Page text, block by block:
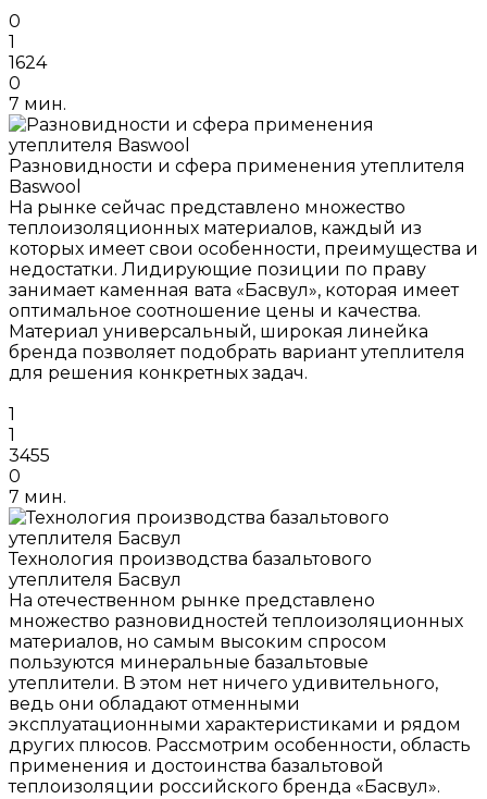
0
1
1624
0
7 мин.
Разновидности и сфера применения утеплителя
Baswool
На рынке сейчас представлено множество
теплоизоляционных материалов, каждый из
которых имеет свои особенности, преимущества и
недостатки. Лидирующие позиции по праву
занимает каменная вата «Басвул», которая имеет
оптимальное соотношение цены и качества.
Материал универсальный, широкая линейка
бренда позволяет подобрать вариант утеплителя
для решения конкретных задач.
1
1
3455
0
7 мин.
Технология производства базальтового
утеплителя Басвул
На отечественном рынке представлено
множество разновидностей теплоизоляционных
материалов, но самым высоким спросом
пользуются минеральные базальтовые
утеплители. В этом нет ничего удивительного,
ведь они обладают отменными
эксплуатационными характеристиками и рядом
других плюсов. Рассмотрим особенности, область
применения и достоинства базальтовой
теплоизоляции российского бренда «Басвул».